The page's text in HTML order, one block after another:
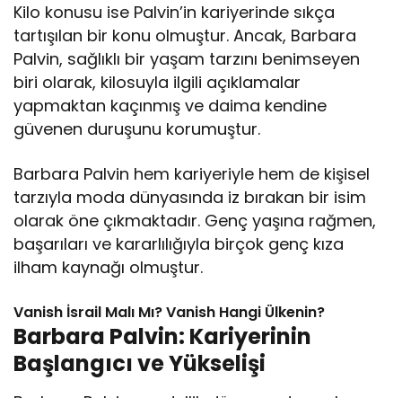
Kilo konusu ise Palvin’in kariyerinde sıkça
tartışılan bir konu olmuştur. Ancak, Barbara
Palvin, sağlıklı bir yaşam tarzını benimseyen
biri olarak, kilosuyla ilgili açıklamalar
yapmaktan kaçınmış ve daima kendine
güvenen duruşunu korumuştur.
Barbara Palvin hem kariyeriyle hem de kişisel
tarzıyla moda dünyasında iz bırakan bir isim
olarak öne çıkmaktadır. Genç yaşına rağmen,
başarıları ve kararlılığıyla birçok genç kıza
ilham kaynağı olmuştur.
Vanish İsrail Malı Mı? Vanish Hangi Ülkenin?
Barbara Palvin: Kariyerinin
Başlangıcı ve Yükselişi